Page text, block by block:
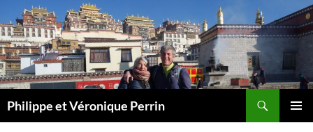
to
content
Philippe et Véronique Perrin